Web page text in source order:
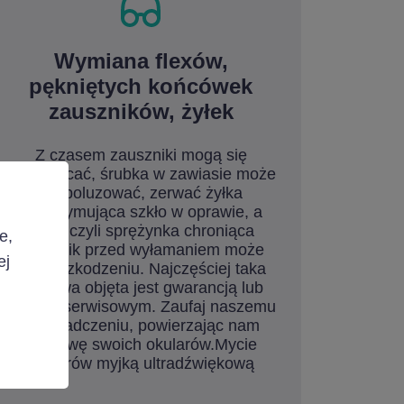
Wymiana flexów,
pękniętych końcówek
zauszników, żyłek
Z czasem zauszniki mogą się
odkształcać, śrubka w zawiasie może
się poluzować, zerwać żyłka
podtrzymująca szkło w oprawie, a
fleks, czyli sprężynka chroniąca
zausznik przed wyłamaniem może
ulec uszkodzeniu. Najczęściej taka
naprawa objęta jest gwarancją lub
planem serwisowym. Zaufaj naszemu
doświadczeniu, powierzając nam
naprawę swoich okularów.Mycie
okularów myjką ultradźwiękową